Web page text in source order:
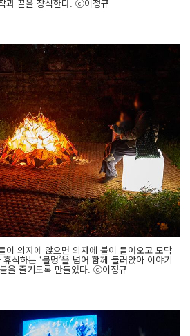
과 끝을 장식한다. ⓒ이정규
이 의자에 앉으면 의자에 불이 들어오고 모닥
식하는 ‘불멍’을 넘어 함께 둘러앉아 이야기
을 즐기도록 만들었다. ⓒ이정규